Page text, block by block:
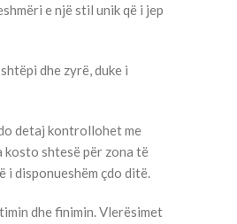
e një stil unik që i jep
dhe zyrë, duke i
detaj kontrollohet me
shtesë për zona të
i disponueshëm çdo ditë.
dhe finimin. Vlerësimet